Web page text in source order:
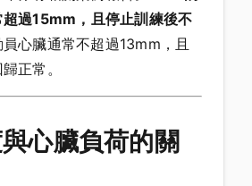
過15mm，且停止訓練後不
心臟通常不超過13mm，且
正常。
心臟負荷的關